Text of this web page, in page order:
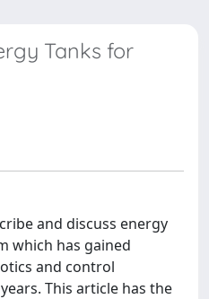
Tanks for
and discuss energy
which has gained
and control
This article has the